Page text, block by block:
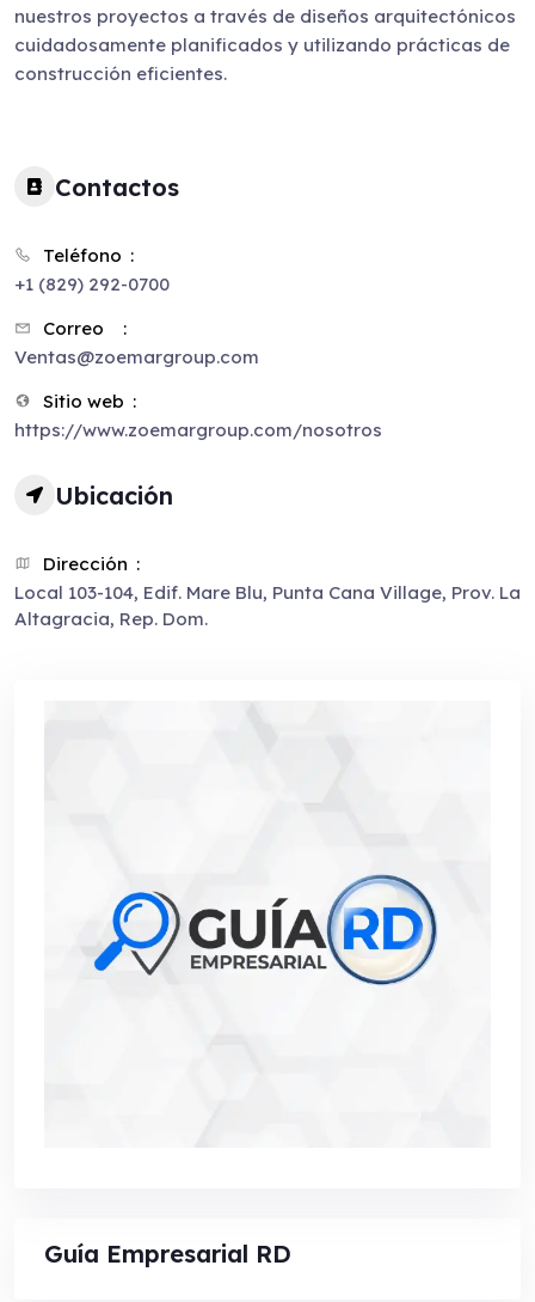
nuestros proyectos a través de diseños arquitectónicos
cuidadosamente planificados y utilizando prácticas de
construcción eficientes.
Contactos
Teléfono
+1 (829) 292-0700
Correo
Ventas@zoemargroup.com
Sitio web
https://www.zoemargroup.com/nosotros
Ubicación
Dirección
Local 103-104, Edif. Mare Blu, Punta Cana Village, Prov. La
Altagracia, Rep. Dom.
Guía Empresarial RD